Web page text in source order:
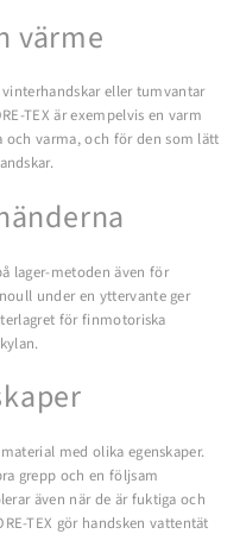
värme
eller tumvantar
TEX är exempelvis en varm
varma, och för den som lätt
lager-metoden även för
under en yttervante ger
för finmotoriska
med olika egenskaper.
grepp och en följsam
även när de är fuktiga och
TEX gör handsken vattentät